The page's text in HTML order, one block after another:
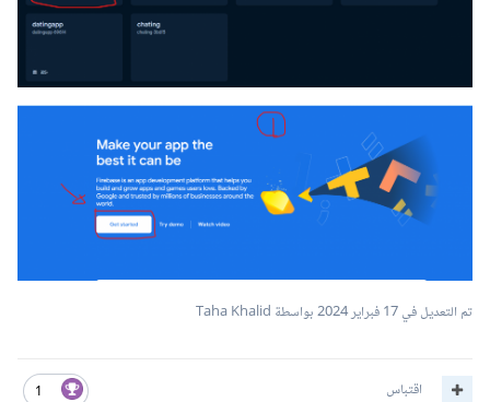
تم التعديل في17 فبراير 2024 بواسطة Taha Khalid
1 اقتباس